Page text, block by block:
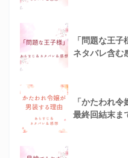
「問題な王
ネタバレ含む
「かたわれ
最終回結末ま